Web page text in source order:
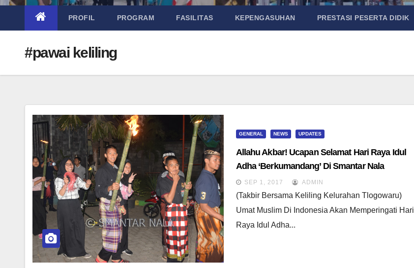
PROFIL PROGRAM FASILITAS KEPENGASUHAN PRESTASI PESERTA DIDIK
#pawai keliling
GENERAL NEWS UPDATES
Allahu Akbar! Ucapan Selamat Hari Raya Idul
Adha ‘Berkumandang’ Di Smantar Nala
SEP 1, 2017 ADMIN
(Takbir Bersama Keliling Kelurahan Tlogowaru)
Umat Muslim Di Indonesia Akan Memperingati Hari
Raya Idul Adha...